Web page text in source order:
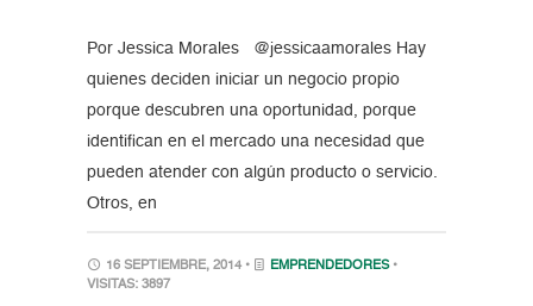
Por Jessica Morales @jessicaamorales Hay
quienes deciden iniciar un negocio propio
porque descubren una oportunidad, porque
identifican en el mercado una necesidad que
pueden atender con algún producto o servicio.
Otros, en
16 SEPTIEMBRE, 2014 • EMPRENDEDORES •
VISITAS: 3897